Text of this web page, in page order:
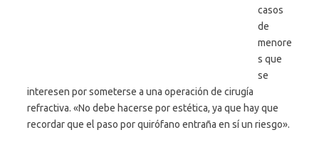
casos
de
menore
s que
se
interesen por someterse a una operación de cirugía
refractiva. «No debe hacerse por estética, ya que hay que
recordar que el paso por quirófano entraña en sí un riesgo».